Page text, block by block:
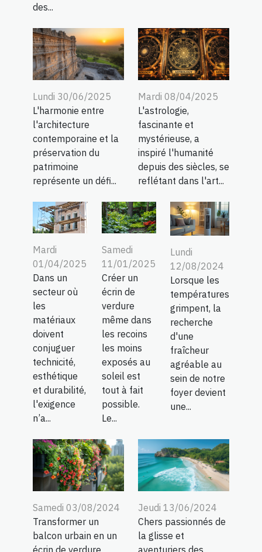
des...
Lundi 30/06/2025
L'harmonie entre
l'architecture
contemporaine et la
préservation du
patrimoine
représente un défi...
Mardi 08/04/2025
L'astrologie,
fascinante et
mystérieuse, a
inspiré l'humanité
depuis des siècles, se
reflétant dans l'art...
Mardi
01/04/2025
Dans un
secteur où
les
matériaux
doivent
conjuguer
technicité,
esthétique
et durabilité,
l'exigence
n’a...
Samedi
11/01/2025
Créer un
écrin de
verdure
même dans
les recoins
les moins
exposés au
soleil est
tout à fait
possible.
Le...
Lundi
12/08/2024
Lorsque les
températures
grimpent, la
recherche
d'une
fraîcheur
agréable au
sein de notre
foyer devient
une...
Samedi 03/08/2024
Transformer un
balcon urbain en un
écrin de verdure
Jeudi 13/06/2024
Chers passionnés de
la glisse et
aventuriers des